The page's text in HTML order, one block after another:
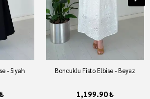
- Siyah Boncuklu Fisto Elbise - Beyaz
1,199.90 ₺